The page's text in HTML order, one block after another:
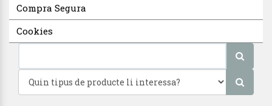
Compra Segura
Cookies